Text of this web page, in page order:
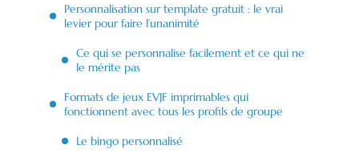
Personnalisation sur template gratuit : le vrai
levier pour faire l’unanimité
Ce qui se personnalise facilement et ce qui ne
le mérite pas
Formats de jeux EVJF imprimables qui
fonctionnent avec tous les profils de groupe
Le bingo personnalisé